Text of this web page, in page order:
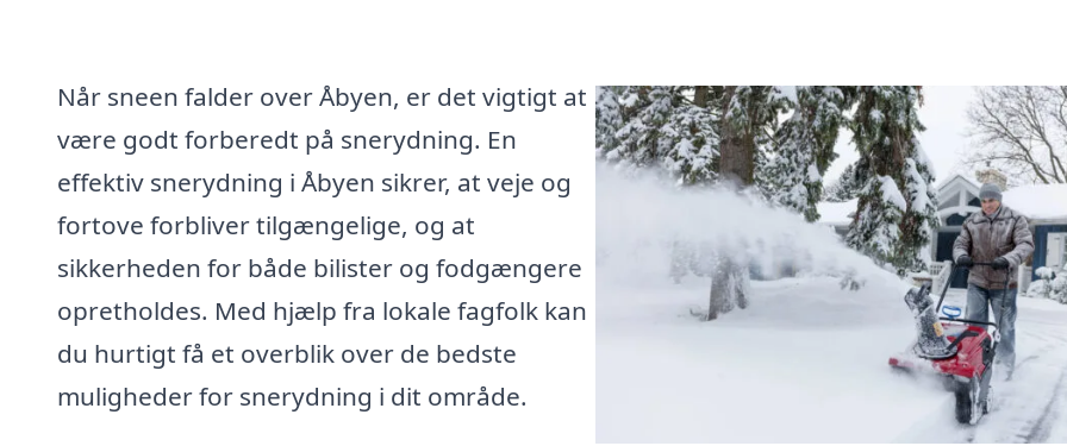
Når sneen falder over Åbyen, er det vigtigt at
være godt forberedt på snerydning. En
effektiv snerydning i Åbyen sikrer, at veje og
fortove forbliver tilgængelige, og at
sikkerheden for både bilister og fodgængere
opretholdes. Med hjælp fra lokale fagfolk kan
du hurtigt få et overblik over de bedste
muligheder for snerydning i dit område.